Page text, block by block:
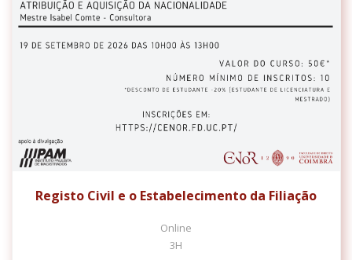
Registo Civil e o Estabelecimento da Filiação
Online
3H